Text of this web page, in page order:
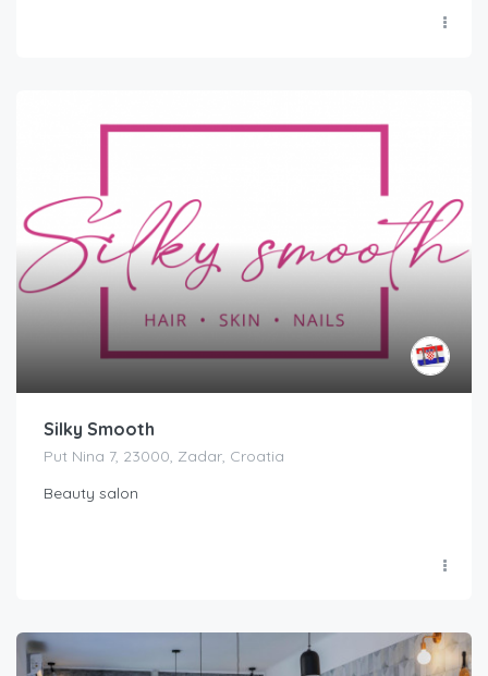
Silky Smooth
Put Nina 7, 23000, Zadar, Croatia
Beauty salon